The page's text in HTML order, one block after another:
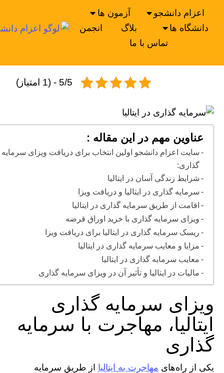
اعزام دانشجو
آزمون ها
دانشگاه ها
بلاگ
انجمن
تماس با ما
5/5 - (1 امتیاز)
عناوین مهم در این مقاله :
سایت اعزام دانشجو اولین انتخاب برای دریافت ویزای سرمایه
گذاری:
شرایط زندگی آسان در ایتالیا
سرمایه گذاری در ایتالیا و دریافت ویزا
اقامت از طریق سرمایه گذاری در ایتالیا
ویزای سرمایه گذاری با خرید اوراق قرضه
ریسک سرمایه گذاری در ایتالیا برای دریافت ویزا
مزایا و معایب سرمایه گذاری در ایتالیا
معایب سرمایه گذاری در ایتالیا
مالیات در ایتالیا و تأثیر آن در ویزای سرمایه گذاری
ویزای سرمایه گذاری
ایتالیا، مهاجرت با سرمایه
گذاری
یکی از راه‌های مهاجرت به ایتالیا از طریق سرمایه